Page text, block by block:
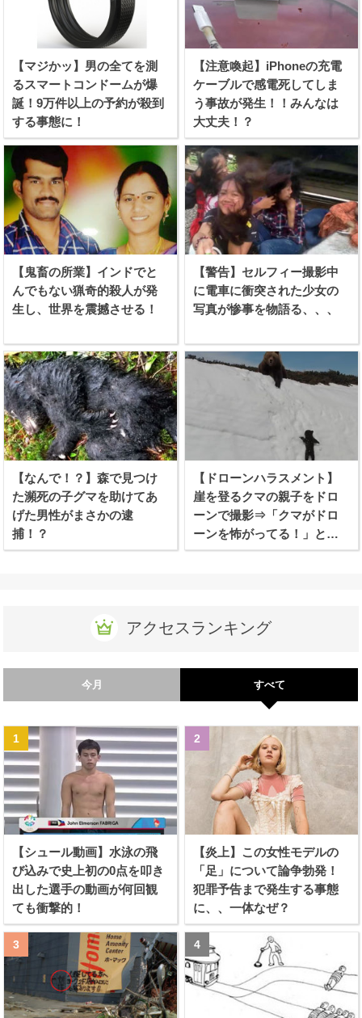
【マジかッ】男の全てを測
るスマートコンドームが爆
誕！9万件以上の予約が殺到
する事態に！
【注意喚起】iPhoneの充電
ケーブルで感電死してしま
う事故が発生！！みんなは
大丈夫！？
【鬼畜の所業】インドでと
んでもない猟奇的殺人が発
生し、世界を震撼させる！
【警告】セルフィー撮影中
に電車に衝突された少女の
写真が惨事を物語る、、、
【なんで！？】森で見つけ
た瀕死の子グマを助けてあ
げた男性がまさかの逮
捕！？
【ドローンハラスメント】
崖を登るクマの親子をドロ
ーンで撮影⇒「クマがドロ
ーンを怖がってる！」と批
難殺到！
アクセスランキング
今月 すべて
【シュール動画】水泳の飛
び込みで史上初の0点を叩き
出した選手の動画が何回観
ても衝撃的！
【炎上】この女性モデルの
「足」について論争勃発！
犯罪予告まで発生する事態
に、、一体なぜ？